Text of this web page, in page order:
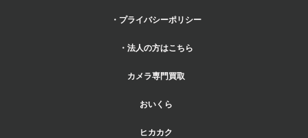
・プライバシーポリシー
・法人の方はこちら
カメラ専門買取
おいくら
ヒカカク